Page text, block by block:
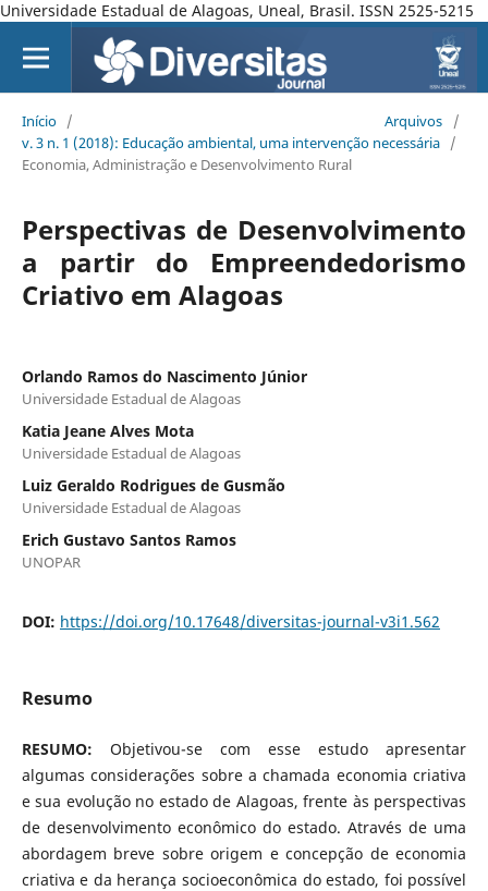
Universidade Estadual de Alagoas, Uneal, Brasil. ISSN 2525-5215
Início / Arquivos
/
v. 3 n. 1 (2018): Educação ambiental, uma intervenção necessária /
Economia, Administração e Desenvolvimento Rural
Perspectivas de Desenvolvimento
a partir do Empreendedorismo
Criativo em Alagoas
Orlando Ramos do Nascimento Júnior
Universidade Estadual de Alagoas
Katia Jeane Alves Mota
Universidade Estadual de Alagoas
Luiz Geraldo Rodrigues de Gusmão
Universidade Estadual de Alagoas
Erich Gustavo Santos Ramos
UNOPAR
DOI: https://doi.org/10.17648/diversitas-journal-v3i1.562
Resumo
RESUMO: Objetivou-se com esse estudo apresentar
algumas considerações sobre a chamada economia criativa
e sua evolução no estado de Alagoas, frente às perspectivas
de desenvolvimento econômico do estado. Através de uma
abordagem breve sobre origem e concepção de economia
criativa e da herança socioeconômica do estado, foi possível